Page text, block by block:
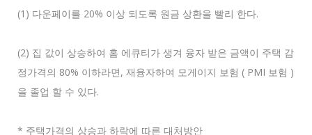
(1) 다운페이를 20% 이상 되도록 원금 상환을 빨리 한다.
(2) 집 값이 상승하여 홈 에큐티가 생겨 융자 받은 금액이 주택 감
정가격의 80% 이하라면, 재융자하여 모게이지 보험 ( PMI 보험 )
을 졸업 할 수 있다.
* 주택가격의 상승과 하락에 따른 대처방안